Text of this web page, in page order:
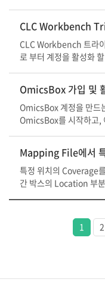
밀번호를 입력 로그인
리 숫자) 발송 해당 코드
로그램 정상 실행 ※ 참고사항 Verification Code 메일이 스
다. 보안 정책에 따라 일
Account 화면이 나타
rial 활성화 코드를 입력
rial 활성화가 완료됩니
음 링크(아래 이미지 참
가 기억나지 않으시는
호를 재설정해 주시면
security code
해 주시면 IPA에 접속이
CLC Workbench
CLC Workbench 트라
로 부터 계정을 활성화
은 화면에서 계정 활성
REATE ACCOUNT 를
니다.이후 설정하신 이메
클릭하시면 계정 설정
OmicsBox 가입 및
OmicsBox 계정을 만드
OmicsBox를 시작하고
합니다.3. OmicsBox가
까지 기다립니다.4. 로
계정이 없으신 경우,
주소, 비밀번호를 기입
x를 시작할 수 있습니
계정과 연결되며, 관리
특정 위치의 Coverage
간 박스의 Location 부
Coverage를 확인하실
1 2